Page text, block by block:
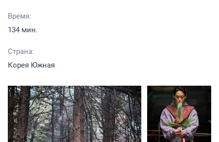
Время:
134 мин.
Страна:
Корея Южная